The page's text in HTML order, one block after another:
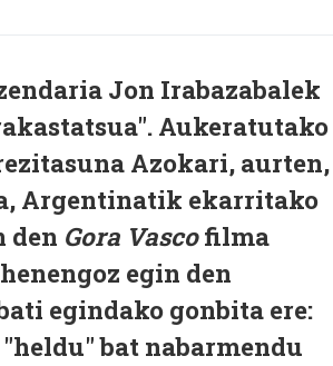
Jon Irabazabalek
Aukeratutako
Azokari, aurten,
Argentinatik ekarritako
den Gora Vascofilma
egin den
egindako gonbita ere:
bat nabarmendu